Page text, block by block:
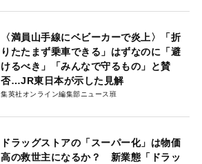
〈満員山手線にベビーカーで炎上〉「折
りたたまず乗車できる」はずなのに「避
けるべき」「みんなで守るもの」と賛
否…JR東日本が示した見解
集英社オンライン編集部ニュース班
ドラッグストアの「スーパー化」は物価
高の救世主になるか？ 新業態「ドラッ